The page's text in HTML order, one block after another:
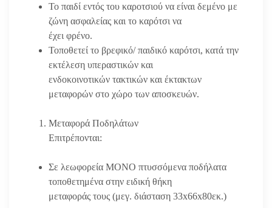
Το παιδί εντός του καροτσιού να είναι δεμένο με
ζώνη ασφαλείας και το καρότσι να
έχει φρένο.
Τοποθετεί το βρεφικό/ παιδικό καρότσι, κατά την
εκτέλεση υπεραστικών και
ενδοκοινοτικών τακτικών και έκτακτων
μεταφορών στο χώρο των αποσκευών.
Μεταφορά Ποδηλάτων
Επιτρέπονται:
Σε λεωφορεία ΜΟΝΟ πτυσσόμενα ποδήλατα
τοποθετημένα στην ειδική θήκη
μεταφοράς τους (μεγ. διάσταση 33x66x80εκ.)